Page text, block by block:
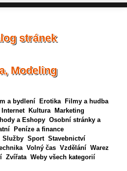
stránek
Modeling
a bydlení Erotika
Filmy a hudba
Internet Kultura
Marketing
a Eshopy Osobní stránky a
Peníze a finance
Služby Sport Stavebnictví
Volný čas Vzdělání Warez
Zvířata Weby všech kategorií